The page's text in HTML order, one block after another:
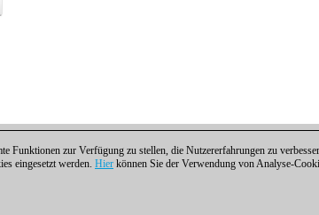
Funktionen zur Verfügung zu stellen, die Nutzererfahrungen zu
eingesetzt werden. Hier können Sie der Verwendung von Analyse-